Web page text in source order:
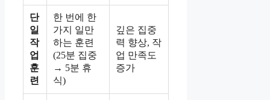
단
일
작
업
훈
련
한 번에 한
가지 일만
하는 훈련
(25분 집중
→ 5분 휴
식)
깊은 집중
력 향상, 작
업 만족도
증가